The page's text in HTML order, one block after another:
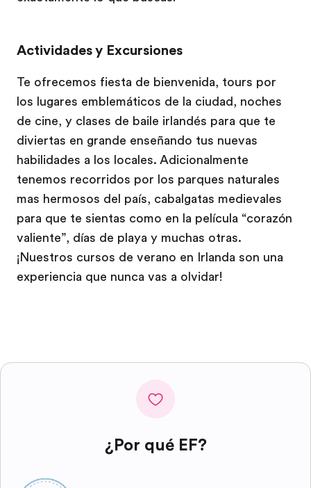
Actividades y Excursiones
Te ofrecemos fiesta de bienvenida, tours por
los lugares emblemáticos de la ciudad, noches
de cine, y clases de baile irlandés para que te
diviertas en grande enseñando tus nuevas
habilidades a los locales. Adicionalmente
tenemos recorridos por los parques naturales
mas hermosos del país, cabalgatas medievales
para que te sientas como en la película “corazón
valiente”, días de playa y muchas otras.
¡Nuestros cursos de verano en Irlanda son una
experiencia que nunca vas a olvidar!
¿Por qué EF?